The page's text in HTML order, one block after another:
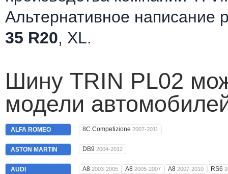
Альтернативное написание
35 R20, XL.
Шину TRIN PL02
модели
ALFA ROMEO 8C Competizione 2007-2011
ASTON MARTIN DB9 2004-2012
AUDI A8 2003-2005 A8 2005-2007 A8 2007-2010 RS6